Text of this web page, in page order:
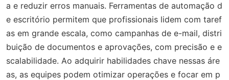
a e reduzir erros manuais. Ferramentas de automação d
e escritório permitem que profissionais lidem com taref
as em grande escala, como campanhas de e-mail, distri
buição de documentos e aprovações, com precisão e e
scalabilidade. Ao adquirir habilidades chave nessas áre
as, as equipes podem otimizar operações e focar em p